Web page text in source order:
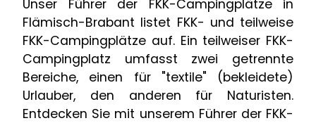
Unser Führer der FKK-Campingplätze in
Flämisch-Brabant listet FKK- und teilweise
FKK-Campingplätze auf. Ein teilweiser FKK-
Campingplatz umfasst zwei getrennte
Bereiche, einen für "textile" (bekleidete)
Urlauber, den anderen für Naturisten.
Entdecken Sie mit unserem Führer der FKK-